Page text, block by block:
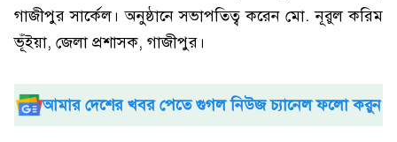
গাজীপুর সার্কেল। অনুষ্ঠানে সভাপতিত্ব করেন মো. নূরুল করিম
ভূঁইয়া, জেলা প্রশাসক, গাজীপুর।
আমার দেশের খবর পেতে গুগল নিউজ চ্যানেল ফলো করুন